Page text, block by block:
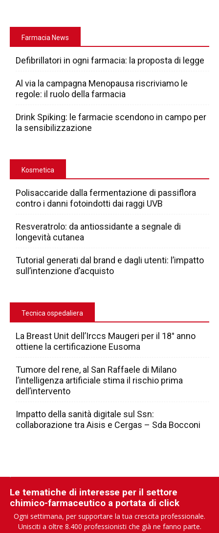
Farmacia News
Defibrillatori in ogni farmacia: la proposta di legge
Al via la campagna Menopausa riscriviamo le
regole: il ruolo della farmacia
Drink Spiking: le farmacie scendono in campo per
la sensibilizzazione
Kosmetica
Polisaccaride dalla fermentazione di passiflora
contro i danni fotoindotti dai raggi UVB
Resveratrolo: da antiossidante a segnale di
longevità cutanea
Tutorial generati dal brand e dagli utenti: l’impatto
sull’intenzione d’acquisto
Tecnica ospedaliera
La Breast Unit dell’Irccs Maugeri per il 18° anno
ottiene la certificazione Eusoma
Tumore del rene, al San Raffaele di Milano
l’intelligenza artificiale stima il rischio prima
dell’intervento
Impatto della sanità digitale sul Ssn:
collaborazione tra Aisis e Cergas – Sda Bocconi
Le tematiche di interesse per il settore
chimico-farmaceutico a portata di click
Ogni settimana, per supportare la tua crescita professionale.
Unisciti a oltre 8.400 professionisti che già ne fanno parte.